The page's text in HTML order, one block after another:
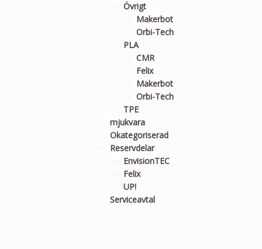
Övrigt
Makerbot
Orbi-Tech
PLA
CMR
Felix
Makerbot
Orbi-Tech
TPE
mjukvara
Okategoriserad
Reservdelar
EnvisionTEC
Felix
UP!
Serviceavtal